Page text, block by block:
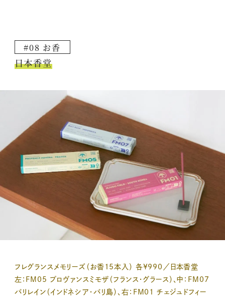
#08 お香
日本香堂
フレグランスメモリーズ（お香15本入） 各¥990／日本香堂
左：FM05 プロヴァンスミモザ（フランス・グラース）、中：FM07
バリレイン（インドネシア・バリ島）、右：FM01 チェジュドフィー